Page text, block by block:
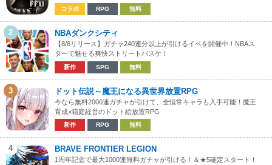
コラボ RPG 無料
2 NBAダンクシティ
【8/6リリース】ガチャ240連分以上が引けるイベを開催中！NBAス
ターで魅せる爽快ストリートバスケ！
新作 SPG 無料
3 ドット伝説～魔王になる異世界放置RPG
今なら無料2000連ガチャが引けて、全恒常キャラも入手可能！魔王
育成×箱庭経営のドット絵放置RPG
新作 RPG 無料
4 BRAVE FRONTIER LEGION
1周年記念で最大1000連無料ガチャが引ける！＆★5確定スタート！